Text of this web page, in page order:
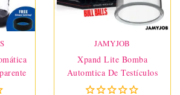
JAMYJOB
Xpand Lite Bomba
Automtica De Testículos